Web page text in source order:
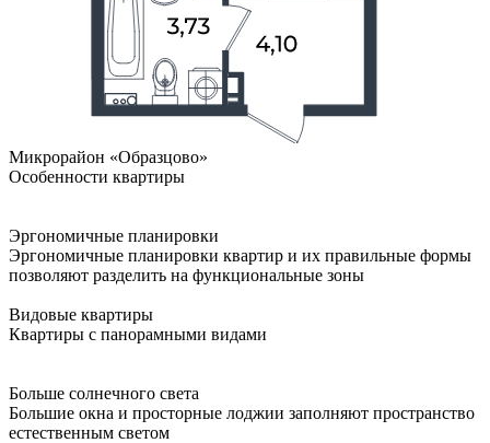
Микрорайон «Образцово»
Особенности квартиры
Эргономичные планировки
Эргономичные планировки квартир и их правильные формы
позволяют разделить на функциональные зоны
Видовые квартиры
Квартиры с панорамными видами
Больше солнечного света
Большие окна и просторные лоджии заполняют пространство
естественным светом